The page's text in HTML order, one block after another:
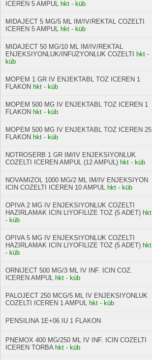
ICEREN 5 AMPUL hkt - küb
MIDAJECT 5 MG/5 ML IM/IV/REKTAL COZELTI
ICEREN 5 AMPUL hkt - küb
MIDAJECT 50 MG/10 ML IM/IV/REKTAL
ENJEKSIYONLUK/INFUZYONLUK COZELTI
hkt -
küb
MOPEM 1 GR IV ENJEKTABL TOZ ICEREN 1
FLAKON hkt - küb
MOPEM 500 MG IV ENJEKTABL TOZ ICEREN 1
FLAKON hkt - küb
MOPEM 500 MG IV ENJEKTABL TOZ ICEREN 25
FLAKON hkt - küb
NOTROSERB 1 GR IM/IV ENJEKSIYONLUK
COZELTI ICEREN AMPUL (12 AMPUL) hkt - küb
NOVAMIZOL 1000 MG/2 ML IM/IV ENJEKSIYON
ICIN COZELTI ICEREN 10 AMPUL hkt - küb
OPIVA 2 MG IV ENJEKSIYONLUK COZELTI
HAZIRLAMAK ICIN LIYOFILIZE TOZ (5 ADET) hkt
- küb
OPIVA 5 MG IV ENJEKSIYONLUK COZELTI
HAZIRLAMAK ICIN LIYOFILIZE TOZ (5 ADET) hkt
- küb
ORNIJECT 500 MG/3 ML IV INF. ICIN COZ.
ICEREN AMPUL hkt - küb
PALOJECT 250 MCG/5 ML IV ENJEKSIYONLUK
COZELTI ICEREN 1 AMPUL hkt - küb
PENSILINA 1E+06 IU 1 FLAKON
PNEMOX 400 MG/250 ML IV INF. ICIN COZELTI
ICEREN TORBA hkt - küb